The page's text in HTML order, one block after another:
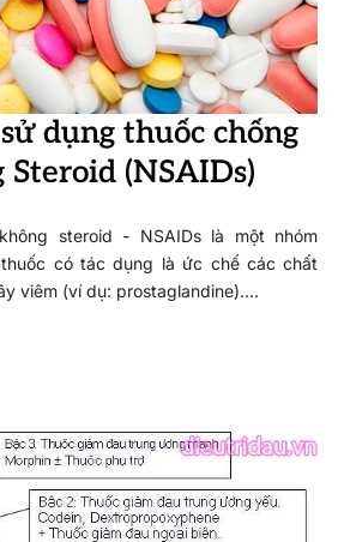
dụng thuốc chống
(NSAIDs)
steroid - NSAIDs là một nhóm
có tác dụng là ức chế các chất
viêm (ví dụ: prostaglandine).…